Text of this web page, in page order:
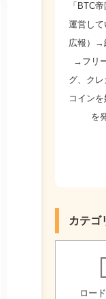
「BTC
運営し
広報）→
→フリ
グ、ク
コイン
を
カテゴ
ロー